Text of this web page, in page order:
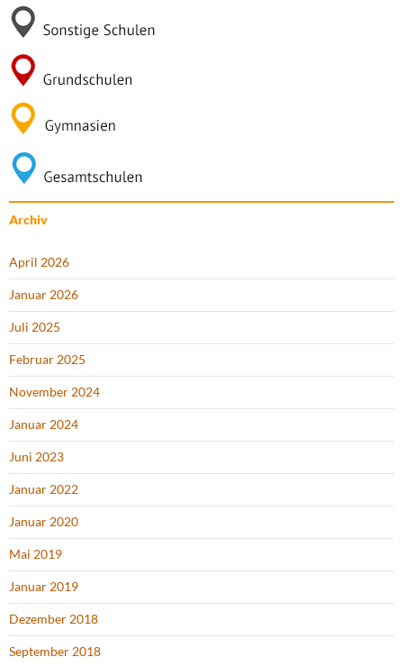
Archiv
April 2026
Januar 2026
Juli 2025
Februar 2025
November 2024
Januar 2024
Juni 2023
Januar 2022
Januar 2020
Mai 2019
Januar 2019
Dezember 2018
September 2018